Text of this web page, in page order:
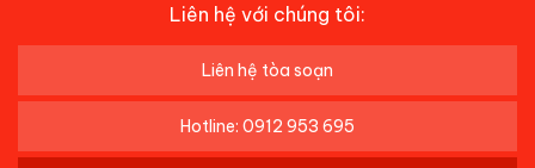
Liên hệ với chúng tôi:
Liên hệ tòa soạn
Hotline: 0912 953 695